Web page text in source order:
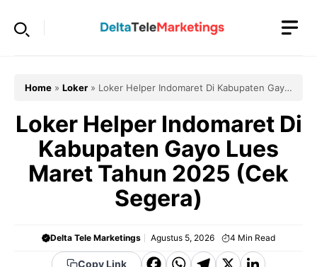
Home » Loker » Loker Helper Indomaret Di Kabupaten Gayo
Loker Helper Indomaret Di
Kabupaten Gayo Lues
Maret Tahun 2025 (Cek
Segera)
Delta Tele Marketings Agustus 5, 2026 4 Min Read
Copy Link